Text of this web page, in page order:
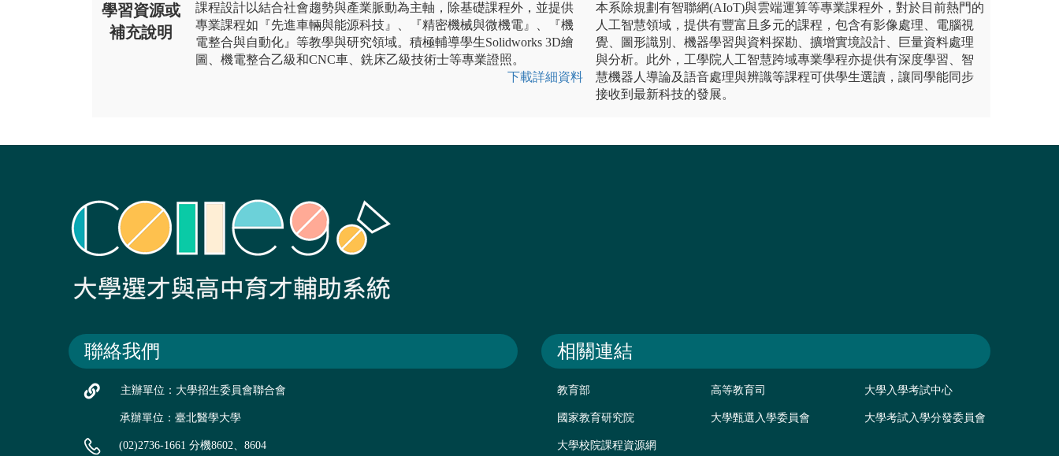
學習資源或
補充說明
課程設計以結合社會趨勢與產業脈動為主軸，除基礎課程外，並提供
專業課程如『先進車輛與能源科技』、『精密機械與微機電』、『機
電整合與自動化』等教學與研究領域。積極輔導學生Solidworks 3D繪
圖、機電整合乙級和CNC車、銑床乙級技術士等專業證照。
下載詳細資料
本系除規劃有智聯網(AIoT)與雲端運算等專業課程外，對於目前熱門的
人工智慧領域，提供有豐富且多元的課程，包含有影像處理、電腦視
覺、圖形識別、機器學習與資料探勘、擴增實境設計、巨量資料處理
與分析。此外，工學院人工智慧跨域專業學程亦提供有深度學習、智
慧機器人導論及語音處理與辨識等課程可供學生選讀，讓同學能同步
接收到最新科技的發展。
聯絡我們
主辦單位：大學招生委員會聯合會
承辦單位：臺北醫學大學
(02)2736-1661 分機8602、8604
相關連結
教育部 高等教育司 大學入學考試中心
國家教育研究院 大學甄選入學委員會 大學考試入學分發委員會
大學校院課程資源網